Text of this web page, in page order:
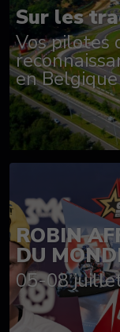
Sur les
Vos pilotes
en Belgique
ROBIN
DU
05-08